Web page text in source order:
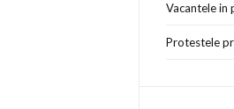
Vacantele in
Protestele